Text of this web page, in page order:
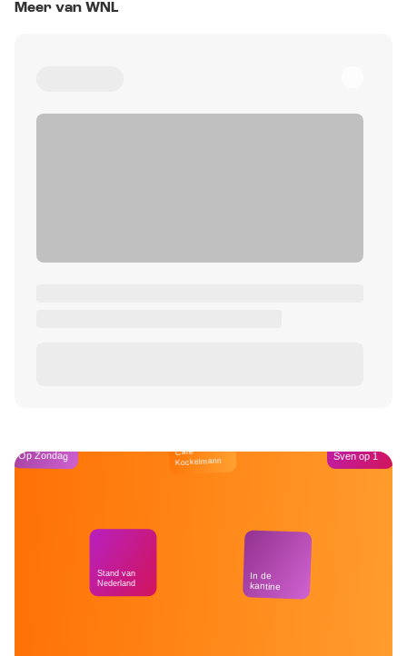
Meer van WNL
Op Zondag
Stand van
Nederland
Café
Kockelmann
In de
kantine
Sven op 1